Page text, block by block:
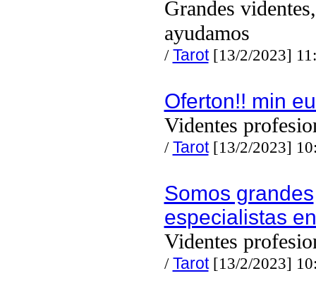
Grandes
ayudamos
/Tarot[13/2/2023]
Oferton!! min
Videntes
/Tarot[13/2/2023]
Somos grandes
especialistas
Videntes
/Tarot[13/2/2023]